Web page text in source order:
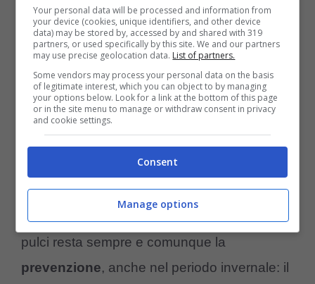
zone, può causare la caduta da solo
grattandosi.
Gengive pallide: il colore delle gengive è
importante nel caneperché può segnalare
varie problematiche, ad esempio un’anemia
dovuta alla perdita di sangue causata dai
Il miglior
pulci resta sempre e comunque la
prevenzione, anche nel periodo invernale: il
Your personal data will be processed and information from
your device (cookies, unique identifiers, and other device
data) may be stored by, accessed by and shared with 319
partners, or used specifically by this site. We and our partners
may use precise geolocation data. List of partners.
Some vendors may process your personal data on the basis
of legitimate interest, which you can object to by managing
your options below. Look for a link at the bottom of this page
or in the site menu to manage or withdraw consent in privacy
and cookie settings.
Consent
Manage options